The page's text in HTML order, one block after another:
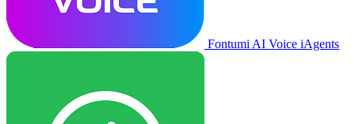
Fontumi AI Voice iAgents